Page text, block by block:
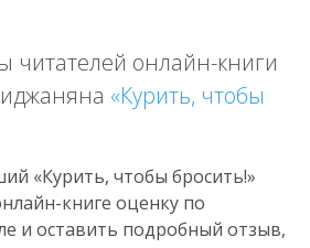
читателей онлайн-книги
«Курить, чтобы
«Курить, чтобы бросить!»
книге оценку по
и оставить подробный отзыв,